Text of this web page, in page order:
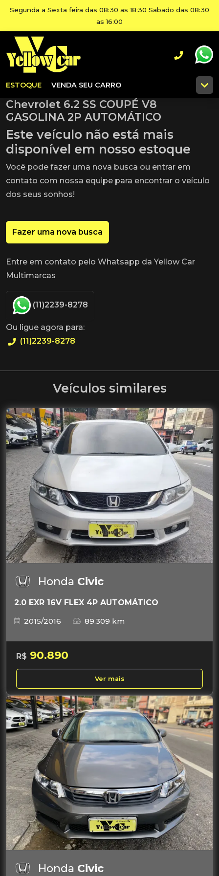
Segunda a Sexta feira das 08:30 as 18:30 Sabado das 08:30
as 16:00
ESTOQUE VENDA SEU CARRO
Chevrolet 6.2 SS COUPÉ V8
GASOLINA 2P AUTOMÁTICO
Este veículo não está mais
disponível em nosso estoque
Você pode fazer uma nova busca ou entrar em
contato com nossa equipe para encontrar o veículo
dos seus sonhos!
Fazer uma nova busca
Entre em contato pelo Whatsapp da Yellow Car
Multimarcas
(11)2239-8278
Ou ligue agora para:
(11)2239-8278
Veículos similares
Honda Civic
2.0 EXR 16V FLEX 4P AUTOMÁTICO
2015/2016
89.309 km
R$ 90.890
Ver mais
Honda Civic